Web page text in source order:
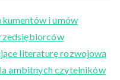
i umów
literaturę rozwojową
ambitnych czytelników